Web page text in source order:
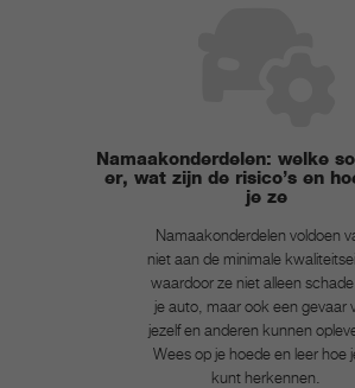
Namaakonderdelen: welke
er, wat zijn de risico’s en
je ze
Namaakonderdelen voldoen
niet aan de minimale
waardoor ze niet alleen
je auto, maar ook een gevaar
jezelf en anderen kunnen
Wees op je hoede en leer hoe
kunt herkennen.